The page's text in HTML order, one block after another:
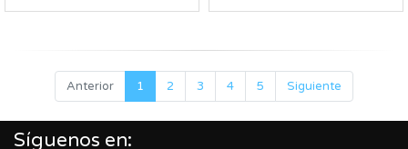
Anterior 1 2 3 4 5 Siguiente
Síguenos en: